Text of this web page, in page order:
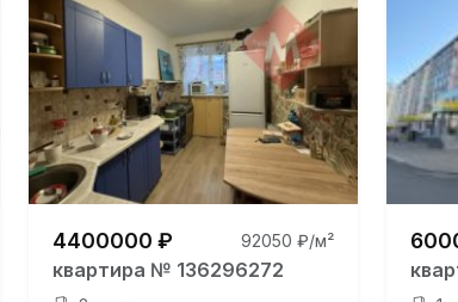
4400000 ₽ 92050 ₽/м²
квартира № 136296272